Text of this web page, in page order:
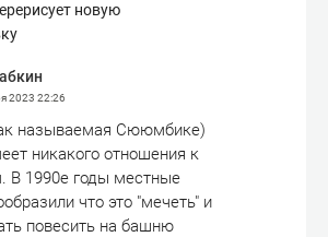
новую
2023 22:26
называемая Сююмбике)
никакого отношения к
В 1990е годы местные
что это "мечеть" и
повесить на башню